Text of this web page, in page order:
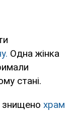
Одна жінка
стані.
знищено храм